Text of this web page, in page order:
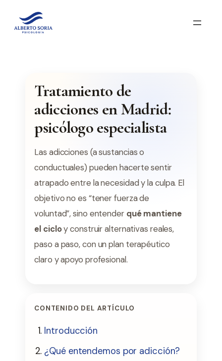
contenido
Tratamiento de
adicciones en Madrid:
psicólogo especialista
Las adicciones (a sustancias o
conductuales) pueden hacerte sentir
atrapado entre la necesidad y la culpa. El
objetivo no es “tener fuerza de
voluntad”, sino entender qué mantiene
el cicloy construir alternativas reales,
paso a paso, con un plan terapéutico
claro y apoyo profesional.
CONTENIDO DEL ARTÍCULO
Introducción
¿Qué entendemos por adicción?